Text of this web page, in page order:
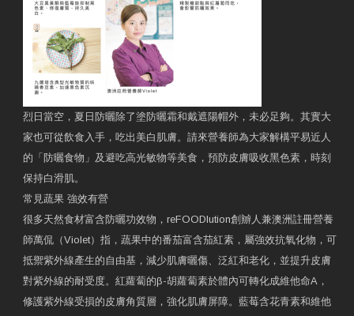
烈日當空，夏日防曬除了塗防曬霜和戴遮陽帽外，未必足夠。其實大
家也可從飲食入手，吃出美白肌膚。請來營養師為大家解構平易近人
的「防曬食物」及避吃高光敏物等美食，預防皮膚吸收黑色素，時刻
保持白滑肌。
常見蔬果 強效有營
很多天然食材富含防曬功效物，reFOODlution創辧人兼澳洲註冊營養
師萬侃（Violet）指，蔬果中的番茄富含茄紅素，屬強效抗氧化物，可
抵禦紫外線產生的自由基，減少肌膚曬傷、泛紅和老化，並提升皮膚
對紫外線的耐受度。紅蘿蔔的β-胡蘿蔔素於體內可轉化成維他命A，
修護紫外線受損的皮膚角質層，強化肌膚屏障。藍莓含花青素和維他